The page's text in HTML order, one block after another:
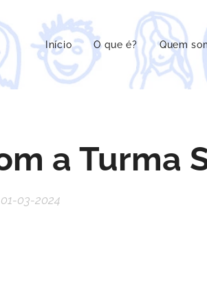
Início O que é? Quem
a Turma
01-03-2024